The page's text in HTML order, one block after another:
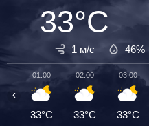
33°C
1 м/с 46%
01:00
33°C
02:00
33°C
03:00
33°C
‹